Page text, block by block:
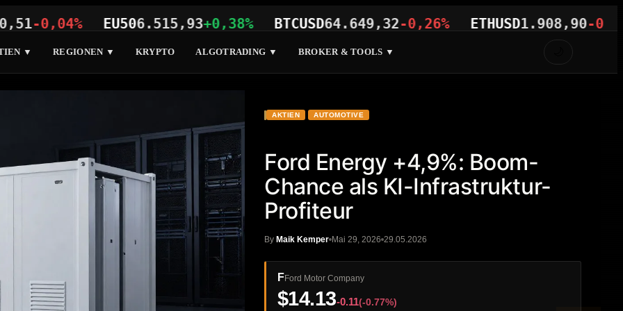
0,04% EU50 6.515,93+0,38% BTCUSD64.649,32-0,26% ETHUSD1.908,90-0,36%
▼ REGIONEN ▼ KRYPTO ALGOTRADING ▼ BROKER & TOOLS ▼
AKTIEN AUTOMOTIVE
Ford Energy +4,9%: Boom-
Chance als KI-Infrastruktur-
Profiteur
By Maik Kemper Mai 29, 2026 29.05.2026
FFord Motor Company
$14.13-0.11(-0.77%)